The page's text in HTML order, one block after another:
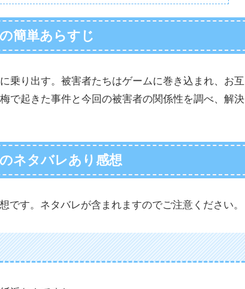
簡単あらすじ
乗り出す。被害者たちはゲームに巻き込まれ、お互
で起きた事件と今回の被害者の関係性を調べ、解決
ネタバレあり感想
です。ネタバレが含まれますのでご注意ください。